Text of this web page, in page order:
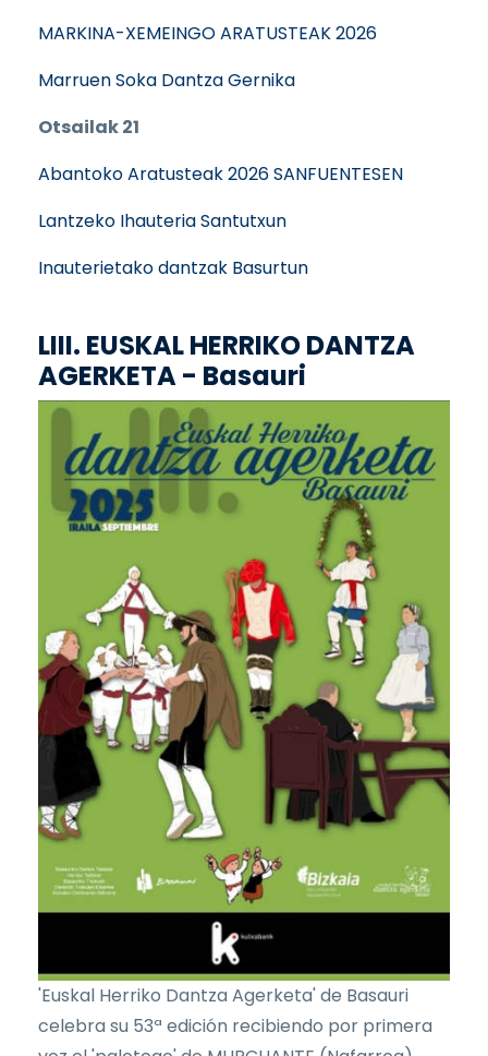
MARKINA-XEMEINGO ARATUSTEAK 2026
Marruen Soka Dantza Gernika
Otsailak 21
Abantoko Aratusteak 2026 SANFUENTESEN
Lantzeko Ihauteria Santutxun
Inauterietako dantzak Basurtun
LIII. EUSKAL HERRIKO DANTZA
AGERKETA - Basauri
'Euskal Herriko Dantza Agerketa' de Basauri
celebra su 53ª edición recibiendo por primera